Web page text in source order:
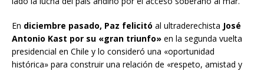
En diciembre pasado, Paz felicitó al ultraderechista José
Antonio Kast por su «gran triunfo» en la segunda vuelta
presidencial en Chile y lo consideró una «oportunidad
histórica» para construir una relación de «respeto, amistad y